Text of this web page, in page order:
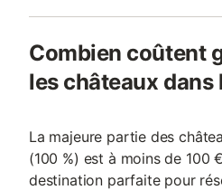
Combien coûtent
les châteaux dans
La majeure partie des
(100 %) est à moins de 100
destination parfaite pour